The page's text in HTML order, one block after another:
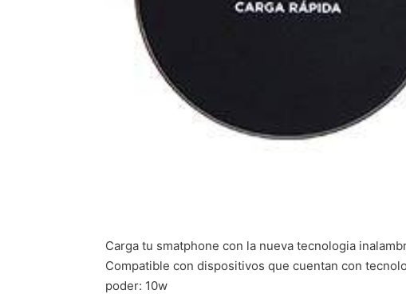
Carga tu smatphone con la nueva tecnologia
Compatible con dispositivos que cuentan con
poder: 10w